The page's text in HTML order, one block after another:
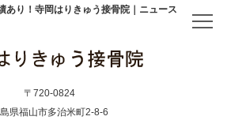
あり！寺岡はりきゅう接骨院｜ニュース
〒720-0824
県福山市多治米町2-8-6